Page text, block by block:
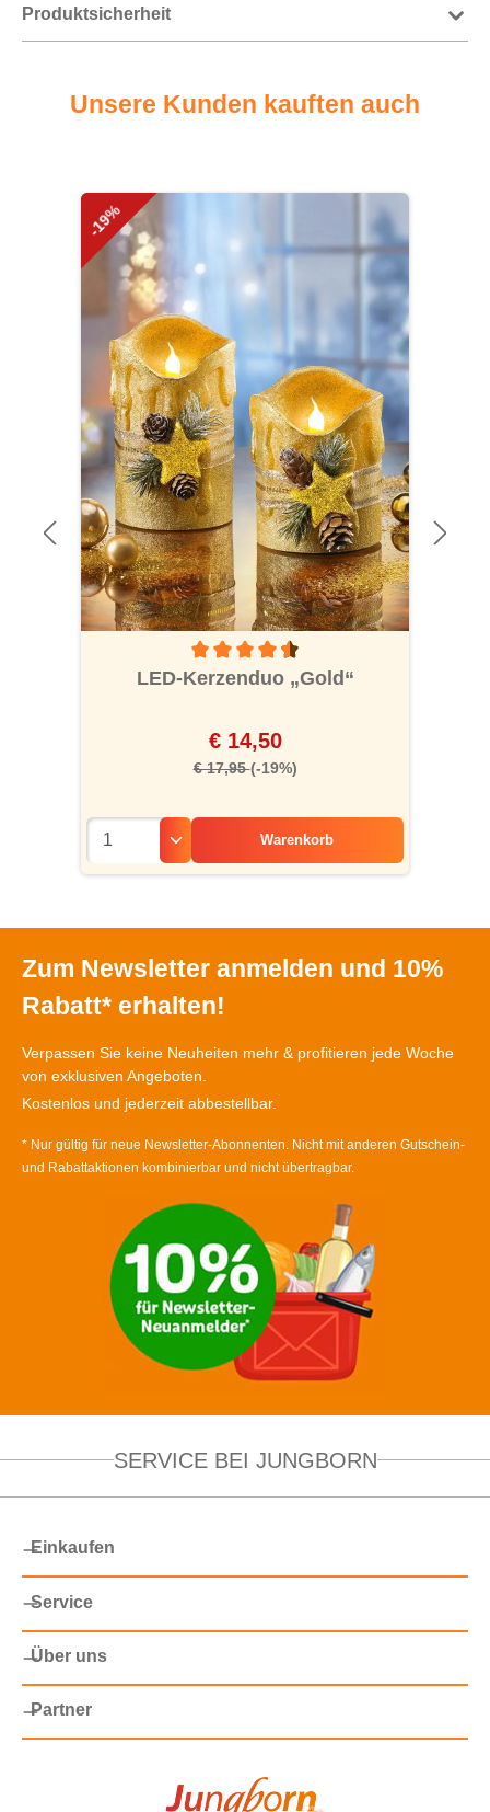
Produktsicherheit
Unsere Kunden kauften auch
Produktgalerie überspringen
-19%
Durchschnittliche Bewertung von 4.5 von 5
LED-Kerzenduo „Gold“
€ 14,50
€ 17,95(-19%)
Warenkorb
Zum Newsletter anmelden und 10%
Rabatt* erhalten!
Verpassen Sie keine Neuheiten mehr & profitieren jede Woche
von exklusiven Angeboten.
Kostenlos und jederzeit abbestellbar.
* Nur gültig für neue Newsletter-Abonnenten. Nicht mit anderen Gutschein-
und Rabattaktionen kombinierbar und nicht übertragbar.
SERVICE BEI JUNGBORN
Einkaufen
Service
Über uns
Partner